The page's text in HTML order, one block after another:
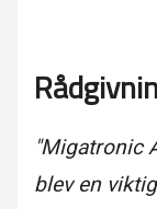
"Migatronic
blev en